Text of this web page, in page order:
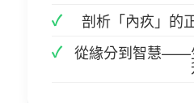
剖析「內疚」的
從緣分到智慧——